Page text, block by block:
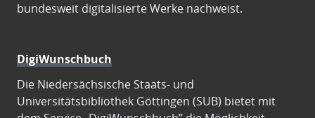
bundesweit digitalisierte Werke nachweist.
DigiWunschbuch
Die Niedersächsische Staats- und
Universitätsbibliothek Göttingen (SUB) bietet mit